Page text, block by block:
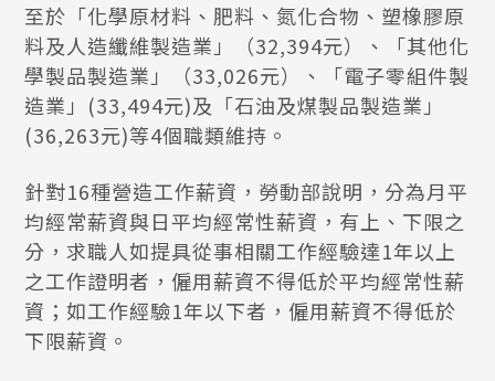
至於「化學原材料、肥料、氮化合物、塑橡膠原
料及人造纖維製造業」（32,394元）、「其他化
學製品製造業」（33,026元）、「電子零組件製
造業」(33,494元)及「石油及煤製品製造業」
(36,263元)等4個職類維持。
針對16種營造工作薪資，勞動部說明，分為月平
均經常薪資與日平均經常性薪資，有上、下限之
分，求職人如提具從事相關工作經驗達1年以上
之工作證明者，僱用薪資不得低於平均經常性薪
資；如工作經驗1年以下者，僱用薪資不得低於
下限薪資。